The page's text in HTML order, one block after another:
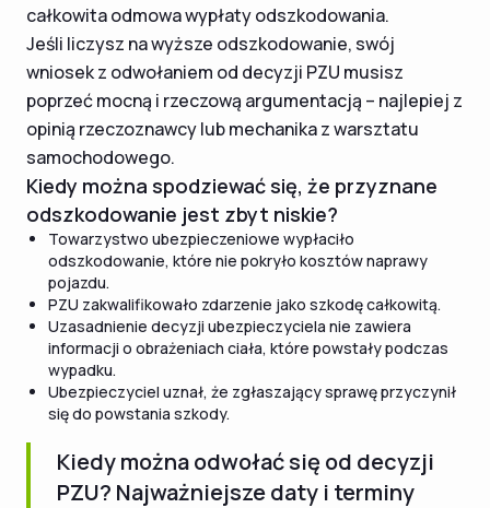
całkowita odmowa wypłaty odszkodowania.
Jeśli liczysz na wyższe odszkodowanie, swój
wniosek z odwołaniem od decyzji PZU musisz
poprzeć mocną i rzeczową argumentacją – najlepiej z
opinią rzeczoznawcy lub mechanika z warsztatu
samochodowego.
Kiedy można spodziewać się, że przyznane
odszkodowanie jest zbyt niskie?
Towarzystwo ubezpieczeniowe wypłaciło
odszkodowanie, które nie pokryło kosztów naprawy
pojazdu.
PZU zakwalifikowało zdarzenie jako szkodę całkowitą.
Uzasadnienie decyzji ubezpieczyciela nie zawiera
informacji o obrażeniach ciała, które powstały podczas
wypadku.
Ubezpieczyciel uznał, że zgłaszający sprawę przyczynił
się do powstania szkody.
Kiedy można odwołać się od decyzji
PZU? Najważniejsze daty i terminy